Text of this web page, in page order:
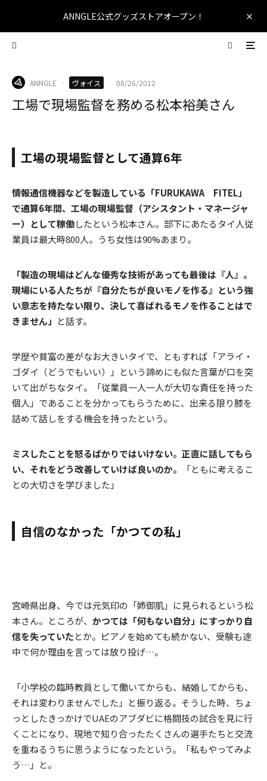
ANNGLE公式グッズストアオープン！
ANNGLE · ヴォイス · 08/26/2012
工場で現場監督を務める松本裕美さん
工場の現場監督として通算6年
情報通信機器などを製造している「FURUKAWA FITEL」
で通算6年間、工場の現場監督（アシスタント・マネージャ
ー）として稼働したという松本さん。部下にあたるタイ人従
業員は最大時800人。うち女性は90%あまり。
「製造の現場はどんな優秀な技術があっても最後は『人』。
現場にいる人たちが『自分たちが良いモノを作る』という強
い意志を持たない限り、決して喜ばれるモノを作ることはで
きません」 と話す。
学歴や貧富の差がなお大きいタイで、ともすれば「アライ・
ゴダイ（どうでもいい）」という諦めにも似た言葉が口を突
いて出がちなタイ。「従業員一人一人が大切な責任を持った
個人」であることを分かってもらうために、出来る限り膝を
詰めて話しをする機会を持ったという。
ミスしたことを怒るばかりではいけない。正直に話してもら
い、それをどう改善していけば良いのか。
「ともに考えるこ
との大切さを学びました」
自信のなかった「かつての私」
宮崎県出身、今では元気印の「姉御肌」に見られるという松
本さん。ところが、 かつては「何もない自分」にすっかり自
信を失っていたとか。ピアノを始めても続かない、受験も途
中で何か理由を言っては放り投げ…。
「小学校の臨時教員として働いてからも、結婚してからも、
それは変わりませんでした」と振り返る。そうした時、ちょ
っとしたきっかけでUAEのアブダビに格闘技の試合を見に行
くことになり、現地で知り合ったたくさんの選手たちと交流
を重ねるうちに思うようになったという。「私もやってみよ
う…」と。